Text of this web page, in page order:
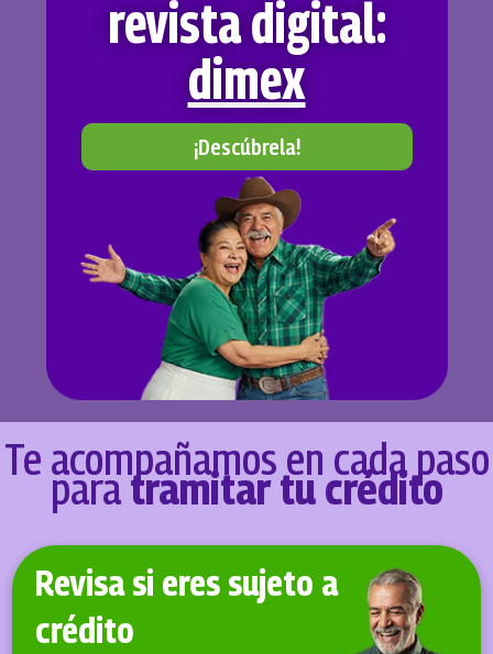
revista digital:
dimex
¡Descúbrela!
Te acompañamos en cada paso
paratramitar tu crédito
Revisa si eres sujeto a
crédito